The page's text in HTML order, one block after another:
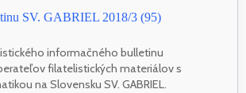
SV. GABRIEL 2018/3 (95)
informačného bulletinu
filatelistických materiálov s
na Slovensku SV. GABRIEL.